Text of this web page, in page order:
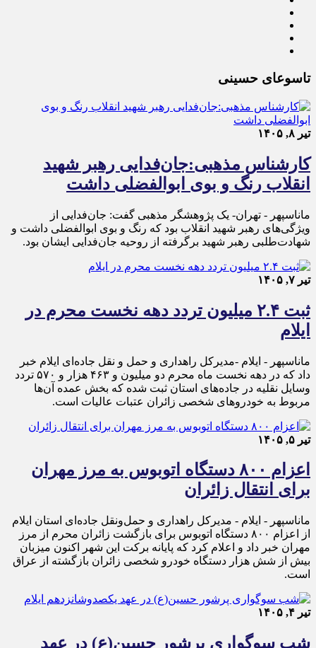
تاسوعای حسینی
تیر ۸, ۱۴۰۵
کارشناس مذهبی:جان‌فدایی رهبر شهید
انقلاب رنگ و بوی ابوالفضلی داشت
ماناسپهر - تهران- یک پژوهشگر مذهبی گفت: جان‌فدایی از
ویژگی‌های رهبر شهید انقلاب بود که رنگ و بوی ابوالفضلی داشت و
شهادت‌طلبی رهبر شهید برگرفته از روحیه جان‌فدایی ایشان بود.
تیر ۷, ۱۴۰۵
ثبت ۲.۴ میلیون تردد دهه نخست محرم در
ایلام
ماناسپهر - ایلام -مدیرکل راهداری و حمل و نقل جاده‌ای ایلام خبر
داد که در دهه نخست ماه محرم دو میلیون و ۴۶۳ هزار و ۵۷۰ تردد
وسایل نقلیه در جاده‌های استان ثبت شده که بخش عمده آن‌ها
مربوط به خودروهای شخصی زائران عتبات عالیات است.
تیر ۵, ۱۴۰۵
اعزام ۸۰۰ دستگاه اتوبوس به مرز مهران
برای انتقال زائران
ماناسپهر - ایلام - مدیرکل راهداری و حمل‌ونقل جاده‌ای استان ایلام
از اعزام ۸۰۰ دستگاه اتوبوس برای بازگشت زائران محرم از مرز
مهران خبر داد و اعلام کرد که پایانه برکت این شهر اکنون میزبان
بیش از شش هزار دستگاه خودرو شخصی زائران بازگشته از عراق
است.
تیر ۴, ۱۴۰۵
شب سوگواری پرشور حسین(ع) در عهد